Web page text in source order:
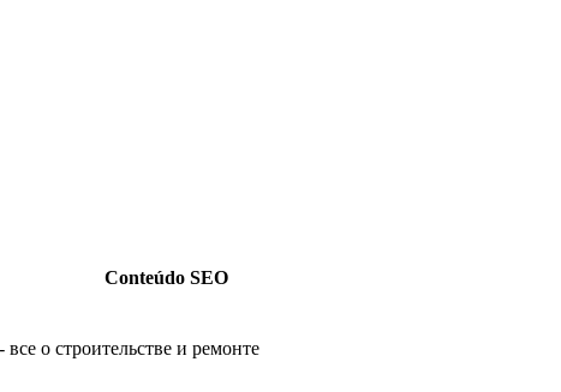
Conteúdo SEO
о строительстве и ремонте